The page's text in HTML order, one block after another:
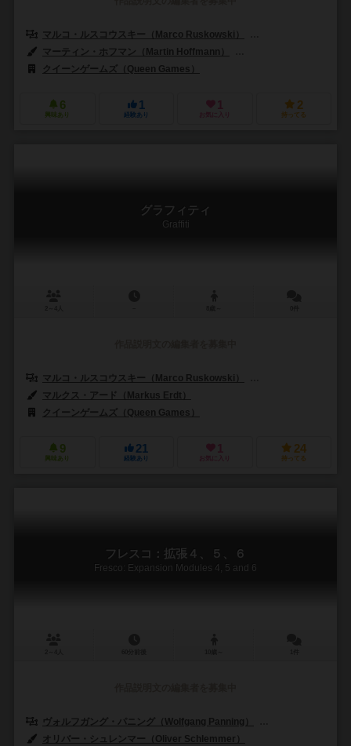
マルコ・ルスコウスキー（Marco Ruskowski）
マーティン・ホフマン（Martin Hoffmann）
クイーンゲームズ（Queen Games）
6
興味あり
1
経験あり
1
お気に入り
2
持ってる
グラフィティ
Graffiti
マルコ・ルスコウスキー（Marco Ruskowski）
マルクス・アード（Markus Erdt）
クイーンゲームズ（Queen Games）
9
興味あり
21
経験あり
1
お気に入り
24
持ってる
フレスコ：拡張４、５、６
Fresco: Expansion Modules 4, 5 and 6
ヴォルフガング・パニング（Wolfgang Panning）
オリバー・シュレンマー（Oliver Schlemmer）